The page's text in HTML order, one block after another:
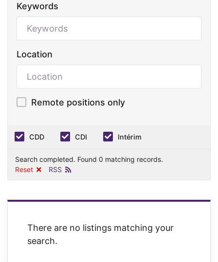
Keywords
Location
Remote positions only
CDD CDI Intérim
Search completed. Found 0 matching records.
Reset
RSS
There are no listings matching your
search.